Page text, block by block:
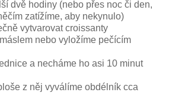
dvě hodiny (nebo přes noc či den,
zatížíme, aby nekynulo)
vytvarovat croissanty
nebo vyložíme pečícím
a necháme ho asi 10 minut
z něj vyválíme obdélník cca